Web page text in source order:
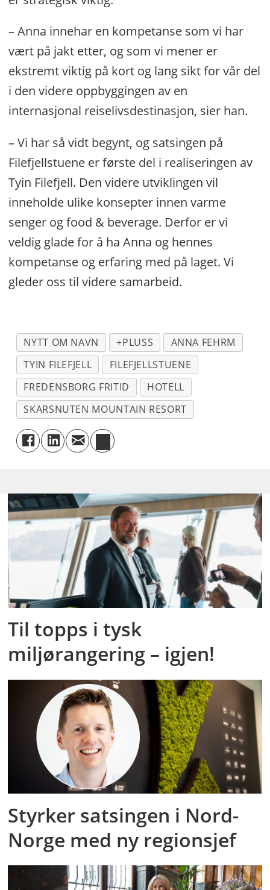
– Anna innehar en kompetanse som vi har
vært på jakt etter, og som vi mener er
ekstremt viktig på kort og lang sikt for vår del
i den videre oppbyggingen av en
internasjonal reiselivsdestinasjon, sier han.
– Vi har så vidt begynt, og satsingen på
Filefjellstuene er første del i realiseringen av
Tyin Filefjell. Den videre utviklingen vil
inneholde ulike konsepter innen varme
senger og food & beverage. Derfor er vi
veldig glade for å ha Anna og hennes
kompetanse og erfaring med på laget. Vi
gleder oss til videre samarbeid.
NYTT OM NAVN +PLUSS
ANNA FEHRM
TYIN FILEFJELL
FILEFJELLSTUENE
FREDENSBORG FRITID
HOTELL
SKARSNUTEN MOUNTAIN RESORT
Til topps i tysk
miljørangering – igjen!
Styrker satsingen i Nord-
Norge med ny regionsjef